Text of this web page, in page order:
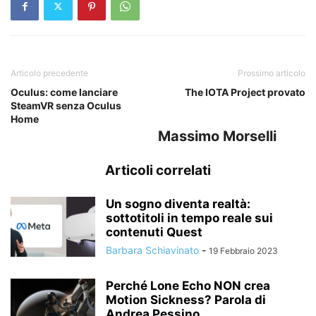
Articolo precedente
Oculus: come lanciare
SteamVR senza Oculus
Home
Prossimo articolo
The IOTA Project provato
Massimo Morselli
Articoli correlati
Un sogno diventa realtà:
sottotitoli in tempo reale sui
contenuti Quest
Barbara Schiavinato - 19 Febbraio 2023
Perché Lone Echo NON crea
Motion Sickness? Parola di